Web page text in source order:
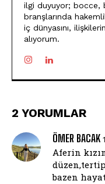
ilgi duyuyor; bocce,
branşlarında
iç dünyasını,
alıyorum.
2 YORUMLAR
ÖMER BACAK
Aferin
bazen